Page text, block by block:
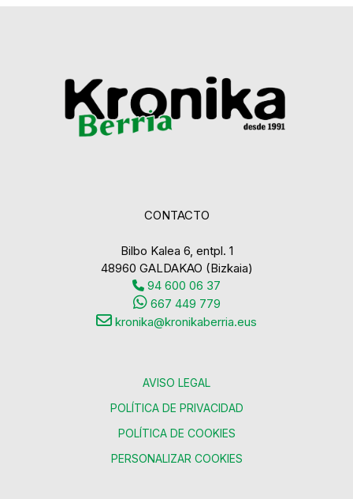
CONTACTO
Bilbo Kalea 6, entpl. 1
48960 GALDAKAO (Bizkaia)
94 600 06 37
667 449 779
kronika@kronikaberria.eus
AVISO LEGAL
POLÍTICA DE PRIVACIDAD
POLÍTICA DE COOKIES
PERSONALIZAR COOKIES